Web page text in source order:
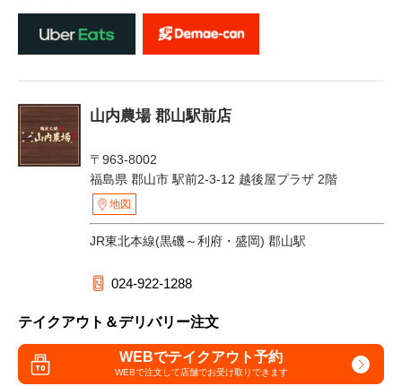
山内農場 郡山駅前店
〒963-8002
福島県 郡山市 駅前2-3-12 越後屋プラザ 2階
地図
JR東北本線(黒磯～利府・盛岡) 郡山駅
024-922-1288
テイクアウト＆デリバリー注文
WEBでテイクアウト予約
WEBで注文して店舗でお受け取りできます